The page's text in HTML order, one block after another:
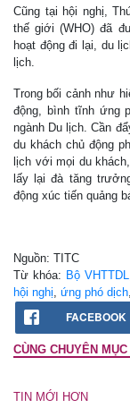
Cũng tại hội nghị,
thế giới (WHO) đã
hoạt động đi lại, du
lịch.
Trong bối cảnh như
động, bình tĩnh ứng
ngành Du lịch. Cần
du khách chủ động
lịch với mọi du
lấy lại đà tăng
động xúc tiến quảng
Nguồn: TITC
Từ khóa: Bộ VHTTDL
hội nghị ứng phó dịch
FACEBOOK
CÙNG CHUYÊN MỤC
TIN MỚI HƠN